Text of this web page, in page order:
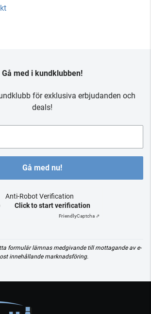
Gå med i kundklubben!
för exklusiva erbjudanden och
deals!
Gå med nu!
Anti-Robot Verification
Click to start verification
FriendlyCaptcha ⇗
formulär lämnas medgivande till mottagande av e-
innehållande marknadsföring.